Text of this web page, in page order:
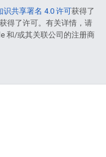
识共享署名 4.0 许可获得了
获得了许可。有关详情，请
和/或其关联公司的注册商